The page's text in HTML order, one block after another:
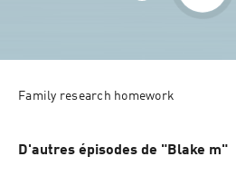
D'autres épisodes de "Blake m"